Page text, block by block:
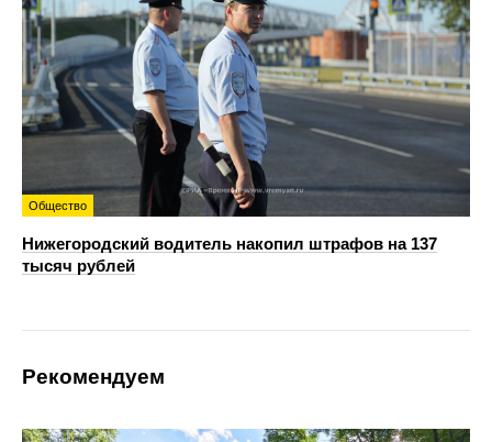
Общество
Нижегородский водитель накопил штрафов на 137
тысяч рублей
Рекомендуем